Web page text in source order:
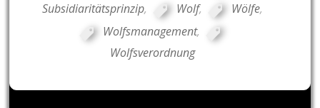
Subsidiaritätsprinzip, Wolf, Wölfe,
Wolfsmanagement,
Wolfsverordnung